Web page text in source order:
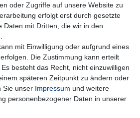
dieDaten­schutz­erklärunggelesen habe. Meine
** Hierbei handelt es sich um ein Pflichtfeld.
Daten­schutz­erklärung AGB
oder Zugriffe auf unsere Website zu
erfolgt erst durch gesetzte
Daten mit Dritten, die wir in den
mit Einwilligung oder aufgrund eines
Die Zustimmung kann erteilt
besteht das Recht, nicht einzuwilligen
späteren Zeitpunkt zu ändern oder
Sie unser Impressum und weitere
personenbezogener Daten in unserer